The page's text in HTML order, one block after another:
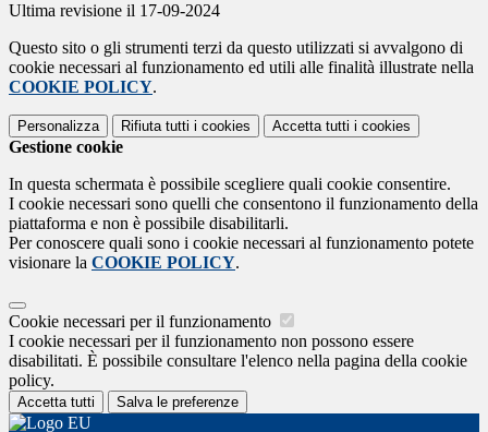
Ultima revisione il 17-09-2024
Questo sito o gli strumenti terzi da questo utilizzati si avvalgono di
cookie necessari al funzionamento ed utili alle finalità illustrate nella
COOKIE POLICY.
Personalizza Rifiuta tutti i cookies Accetta tutti i cookies
Gestione cookie
In questa schermata è possibile scegliere quali cookie consentire.
I cookie necessari sono quelli che consentono il funzionamento della
piattaforma e non è possibile disabilitarli.
Per conoscere quali sono i cookie necessari al funzionamento potete
visionare la COOKIE POLICY.
Cookie necessari per il funzionamento
I cookie necessari per il funzionamento non possono essere
disabilitati. È possibile consultare l'elenco nella pagina della cookie
policy.
Accetta tutti Salva le preferenze